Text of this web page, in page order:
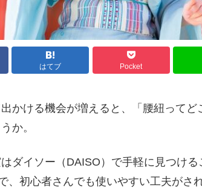
はてブ Pocket
かける機会が増えると、「腰紐ってど
か。
ダイソー（DAISO）で手軽に見つける
、初心者さんでも使いやすい工夫がさ